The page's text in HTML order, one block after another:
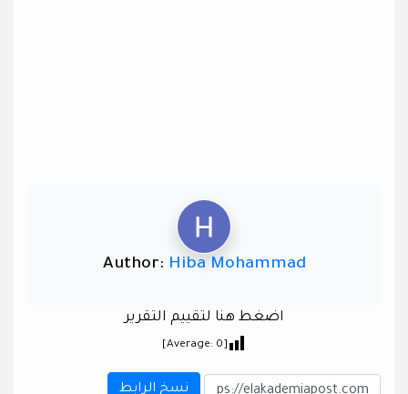
Author: Hiba Mohammad
اضغط هنا لتقييم التقرير
[Average:
0
]
نسخ الرابط